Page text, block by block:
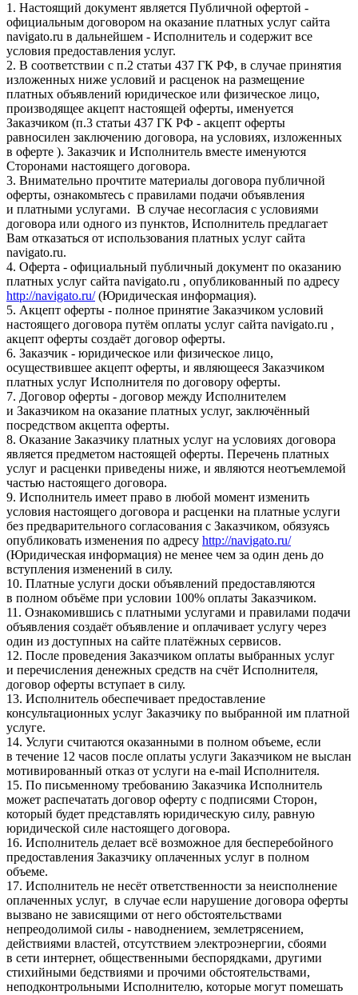
1. Настоящий документ является Публичной офертой -
официальным договором на оказание платных услуг сайта
navigato.ru в дальнейшем - Исполнитель и содержит все
условия предоставления услуг.
2. В соответствии с п.2 статьи 437 ГК РФ, в случае принятия
изложенных ниже условий и расценок на размещение
платных объявлений юридическое или физическое лицо,
производящее акцепт настоящей оферты, именуется
Заказчиком (п.3 статьи 437 ГК РФ - акцепт оферты
равносилен заключению договора, на условиях, изложенных
в оферте ). Заказчик и Исполнитель вместе именуются
Сторонами настоящего договора.
3. Внимательно прочтите материалы договора публичной
оферты, ознакомьтесь с правилами подачи объявления
и платными услугами. В случае несогласия с условиями
договора или одного из пунктов, Исполнитель предлагает
Вам отказаться от использования платных услуг сайта
navigato.ru.
4. Оферта - официальный публичный документ по оказанию
платных услуг сайта navigato.ru , опубликованный по адресу
http://navigato.ru/(Юридическая информация).
5. Акцепт оферты - полное принятие Заказчиком условий
настоящего договора путём оплаты услуг сайта navigato.ru ,
акцепт оферты создаёт договор оферты.
6. Заказчик - юридическое или физическое лицо,
осуществившее акцепт оферты, и являющееся Заказчиком
платных услуг Исполнителя по договору оферты.
7. Договор оферты - договор между Исполнителем
и Заказчиком на оказание платных услуг, заключённый
посредством акцепта оферты.
8. Оказание Заказчику платных услуг на условиях договора
является предметом настоящей оферты. Перечень платных
услуг и расценки приведены ниже, и являются неотъемлемой
частью настоящего договора.
9. Исполнитель имеет право в любой момент изменить
условия настоящего договора и расценки на платные услуги
без предварительного согласования с Заказчиком, обязуясь
опубликовать изменения по адресу http://navigato.ru/
(Юридическая информация) не менее чем за один день до
вступления изменений в силу.
10. Платные услуги доски объявлений предоставляются
в полном объёме при условии 100% оплаты Заказчиком.
11. Ознакомившись с платными услугами и правилами подачи
объявления создаёт объявление и оплачивает услугу через
один из доступных на сайте платёжных сервисов.
12. После проведения Заказчиком оплаты выбранных услуг
и перечисления денежных средств на счёт Исполнителя,
договор оферты вступает в силу.
13. Исполнитель обеспечивает предоставление
консультационных услуг Заказчику по выбранной им платной
услуге.
14. Услуги считаются оказанными в полном объеме, если
в течение 12 часов после оплаты услуги Заказчиком не выслан
мотивированный отказ от услуги на e-mail Исполнителя.
15. По письменному требованию Заказчика Исполнитель
может распечатать договор оферту с подписями Сторон,
который будет представлять юридическую силу, равную
юридической силе настоящего договора.
16. Исполнитель делает всё возможное для бесперебойного
предоставления Заказчику оплаченных услуг в полном
объеме.
17. Исполнитель не несёт ответственности за неисполнение
оплаченных услуг, в случае если нарушение договора оферты
вызвано не зависящими от него обстоятельствами
непреодолимой силы - наводнением, землетрясением,
действиями властей, отсутствием электроэнергии, сбоями
в сети интернет, общественными беспорядками, другими
стихийными бедствиями и прочими обстоятельствами,
неподконтрольными Исполнителю, которые могут помешать